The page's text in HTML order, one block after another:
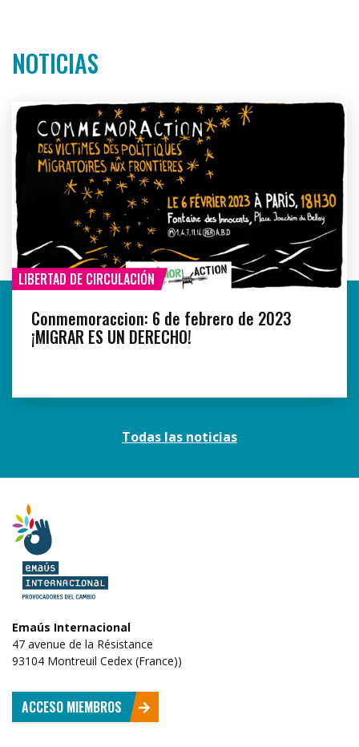
NOTICIAS
LIBERTAD DE CIRCULACIÓN
Conmemoraccion: 6 de febrero de 2023
¡MIGRAR ES UN DERECHO!
Todas las noticias
Emaús Internacional
47 avenue de la Résistance
93104 Montreuil Cedex (France))
ACCESO MIEMBROS